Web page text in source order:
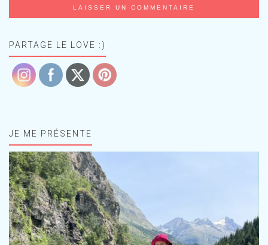
PARTAGE LE LOVE :)
JE ME PRÉSENTE